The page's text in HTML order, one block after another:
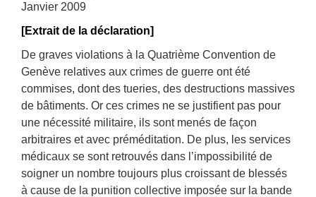
Janvier 2009
[Extrait de la déclaration]
De graves violations à la Quatrième Convention de
Genève relatives aux crimes de guerre ont été
commises, dont des tueries, des destructions massives
de bâtiments. Or ces crimes ne se justifient pas pour
une nécessité militaire, ils sont menés de façon
arbitraires et avec préméditation. De plus, les services
médicaux se sont retrouvés dans l’impossibilité de
soigner un nombre toujours plus croissant de blessés
à cause de la punition collective imposée sur la bande